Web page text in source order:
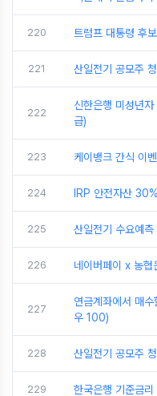
220 트럼프 대통령 후
221 산일전기 공모주
222
신한은행 미성년
급)
223 케이뱅크 간식 이
224 IRP 안전자산
225 산일전기 수요예
226 네이버페이 x 농
227
연금계좌에서 매
우 100)
228 산일전기 공모주
229 한국은행 기준금